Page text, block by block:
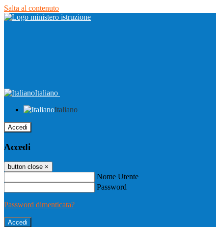
Salta al contenuto
Italiano
Italiano
Accedi
Accedi
button close ×
Nome Utente
Password
Password dimenticata?